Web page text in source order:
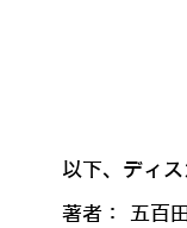
以下、ディ
著者： 五百